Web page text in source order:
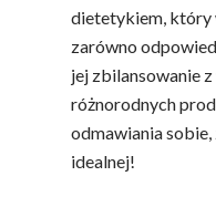
dietetykiem, który
zarówno
jej zbilansowanie
różnorodnych
odmawiania
idealnej!